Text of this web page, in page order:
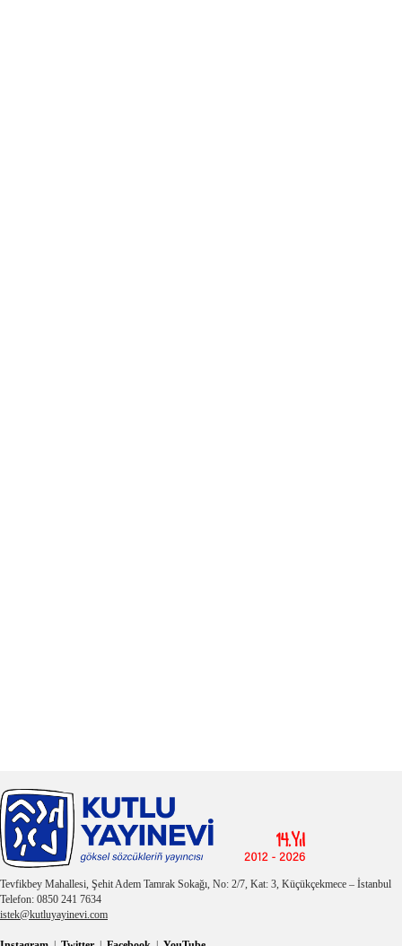
Tevfikbey Mahallesi, Şehit Adem Tamrak Sokağı, No: 2/7, Kat: 3, Küçükçekmece – İstanbul
Telefon: 0850 241 7634
istek@kutluyayinevi.com